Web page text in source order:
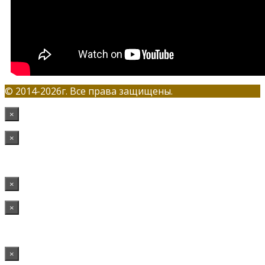
© 2014-2026г. Все права защищены.
×
×
×
×
×